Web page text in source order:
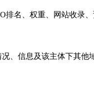
名、权重、网站收录
、信息及该主体下其他